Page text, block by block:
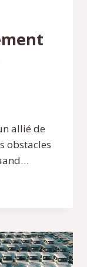
allié de
obstacles